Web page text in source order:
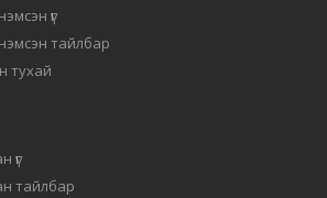
үг
тайлбар
тухай
үг
тайлбар